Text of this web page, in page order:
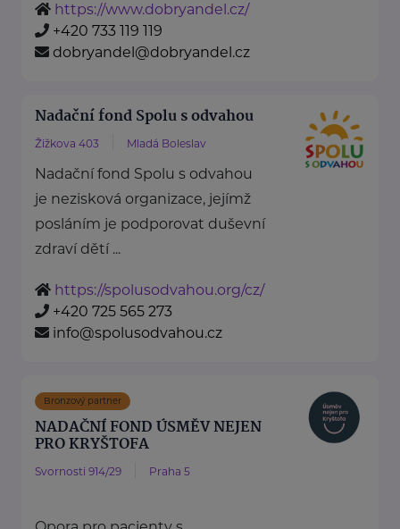
https://www.dobryandel.cz/
+420 733 119 119
dobryandel@dobryandel.cz
Nadační fond Spolu s odvahou
Žižkova 403 Mladá Boleslav
Nadační fond Spolu s odvahou
je nezisková organizace, jejímž
posláním je podporovat duševní
zdraví dětí ...
https://spolusodvahou.org/cz/
+420 725 565 273
info@spolusodvahou.cz
Bronzový partner
NADAČNÍ FOND ÚSMĚV NEJEN
PRO KRYŠTOFA
Svornosti 914/29 Praha 5